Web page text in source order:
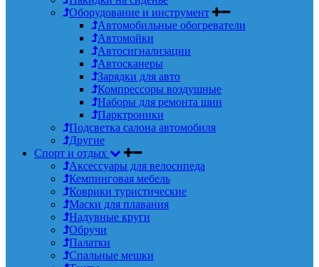
Оборудование и инструмент
Автомобильные обогреватели
Автомойки
Автосигнализации
Автосканеры
Зарядки для авто
Компрессоры воздушные
Наборы для ремонта шин
Парктроники
Подсветка салона автомобиля
Другие
Спорт и отдых
Аксессуары для велосипеда
Кемпинговая мебель
Коврики туристические
Маски для плавания
Надувные круги
Обручи
Палатки
Спальные мешки